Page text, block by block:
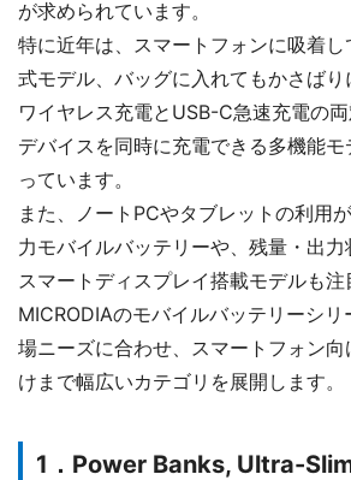
が求められています。
特に近年は、スマートフォンに吸着し
式モデル、バッグに入れてもかさばり
ワイヤレス充電とUSB-C急速充電の
デバイスを同時に充電できる多機能モ
っています。
また、ノートPCやタブレットの利用
力モバイルバッテリーや、残量・出
スマートディスプレイ搭載モデルも注
MICRODIAのモバイルバッテリーシ
場ニーズに合わせ、スマートフォン向
けまで幅広いカテゴリを展開します。
1．Power Banks, Ultra-